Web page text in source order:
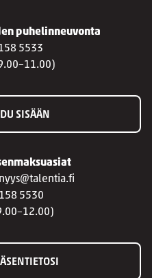
puhelinneuvonta
5533
SISÄÄN
5530